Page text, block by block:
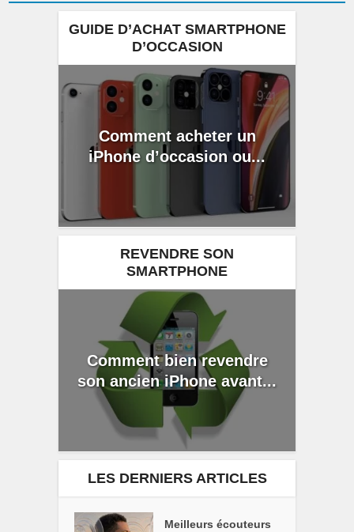
GUIDE D’ACHAT SMARTPHONE
D’OCCASION
Comment acheter un
iPhone d’occasion ou...
REVENDRE SON
SMARTPHONE
Comment bien revendre
son ancien iPhone avant...
LES DERNIERS ARTICLES
Meilleurs écouteurs